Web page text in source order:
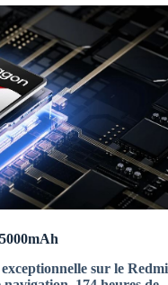
sur le Redmi